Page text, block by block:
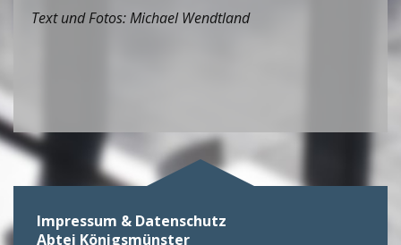
Text und Fotos: Michael Wendtland
Impressum & Datenschutz
Abtei Königsmünster